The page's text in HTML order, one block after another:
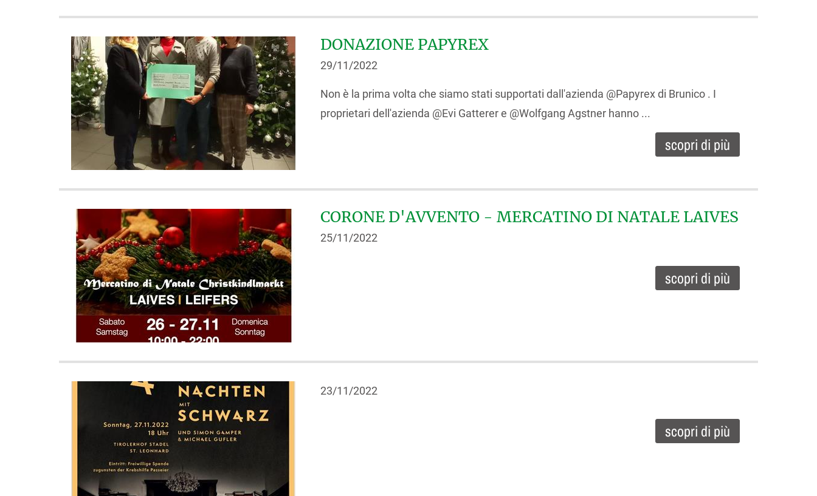
DONAZIONE PAPYREX
29/11/2022
Non è la prima volta che siamo stati supportati dall'azienda @Papyrex di Brunico . I
proprietari dell'azienda @Evi Gatterer e @Wolfgang Agstner hanno ...
scopri di più
CORONE D'AVVENTO - MERCATINO DI NATALE LAIVES
25/11/2022
scopri di più
23/11/2022
scopri di più